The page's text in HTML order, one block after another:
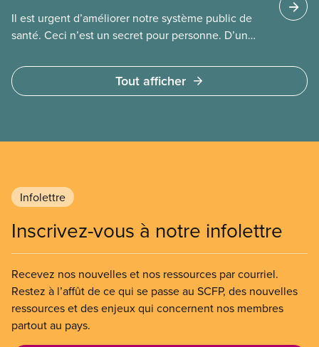
Il est urgent d’améliorer notre système public de
santé. Ceci n’est un secret pour personne. D’un
de salles d’urgence, de longues attente pour des
interventions chirurgicales et une pénurie
Tout afficher
Infolettre
Inscrivez-vous à notre infolettre
Recevez nos nouvelles et nos ressources par courriel.
Restez à l’affût de ce qui se passe au SCFP, des nouvelles
ressources et des enjeux qui concernent nos membres
partout au pays.